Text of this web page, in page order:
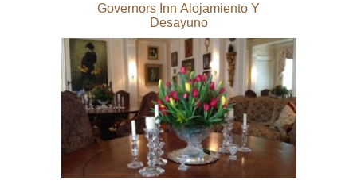
Governors Inn Alojamiento Y
Desayuno